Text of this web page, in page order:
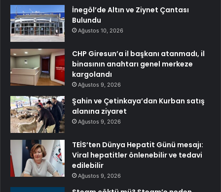
İnegöl’de Altın ve Ziynet Çantası
Bulundu
Ağustos 10, 2026
CHP Giresun’a il başkanı atanmadı, il
binasının anahtarı genel merkeze
kargolandı
Ağustos 9, 2026
Şahin ve Çetinkaya’dan Kurban satış
alanına ziyaret
Ağustos 9, 2026
TEİS’ten Dünya Hepatit Günü mesajı:
Viral hepatitler önlenebilir ve tedavi
edilebilir
Ağustos 9, 2026